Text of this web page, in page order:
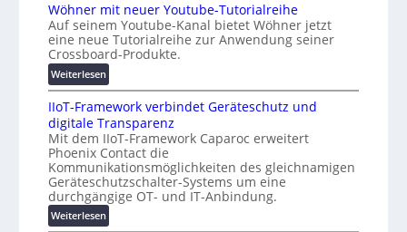
i
o
n
r
g
w
ä
c
h
s
o
s
t
e
n
f
a
l
l
e
A
Z
ü
r
i
c
h
:
T
r
e
f
f
p
Wöhner mit neuer Youtube-Tutorialreihe
Auf seinem Youtube-Kanal bietet Wöhner jetzt
eine neue Tutorialreihe zur Anwendung seiner
Crossboard-Produkte.
Weiterlesen:
W
ö
h
n
e
r
m
i
t
IIoT-Framework verbindet Geräteschutz und
digitale Transparenz
Mit dem IIoT-Framework Caparoc erweitert
Phoenix Contact die
Kommunikationsmöglichkeiten des gleichnamigen
Geräteschutzschalter-Systems um eine
durchgängige OT- und IT-Anbindung.
Weiterlesen: